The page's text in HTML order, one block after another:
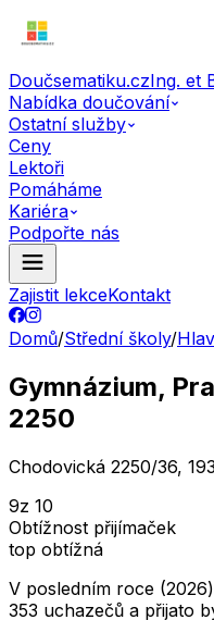
Doučsematiku.czIng. et
Nabídka doučování
Ostatní služby
Ceny
Lektoři
Pomáháme
Kariéra
Podpořte nás
Zajistit lekceKontakt
Domů/Střední školy/
Gymnázium,
2250
Chodovická 2250/36,
9z 10
Obtížnost přijímaček
top obtížná
V posledním roce
353 uchazečů a přijato